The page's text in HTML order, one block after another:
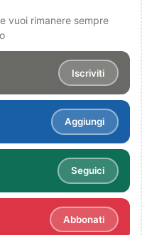
vuoi rimanere sempre
Iscriviti
Aggiungi
Seguici
Abbonati